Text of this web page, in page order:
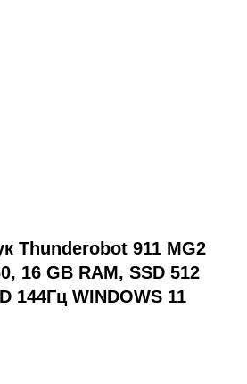
Thunderobot 911 MG2
16 GB RAM, SSD 512
144Гц WINDOWS 11